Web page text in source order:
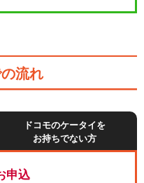
流れ
ドコモのケータイを
お持ちでない方
申込